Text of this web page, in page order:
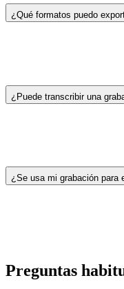
¿Qué formatos puedo
¿Puede transcribir una
¿Se usa mi grabación para
Preguntas